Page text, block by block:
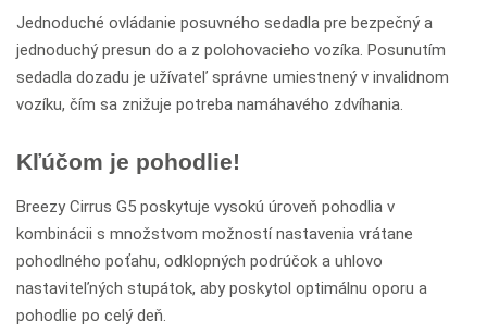
Jednoduché ovládanie posuvného sedadla pre bezpečný a
jednoduchý presun do a z polohovacieho vozíka. Posunutím
sedadla dozadu je užívateľ správne umiestnený v invalidnom
vozíku, čím sa znižuje potreba namáhavého zdvíhania.
Kľúčom je pohodlie!
Breezy Cirrus G5 poskytuje vysokú úroveň pohodlia v
kombinácii s množstvom možností nastavenia vrátane
pohodlného poťahu, odklopných podrúčok a uhlovo
nastaviteľných stupátok, aby poskytol optimálnu oporu a
pohodlie po celý deň.